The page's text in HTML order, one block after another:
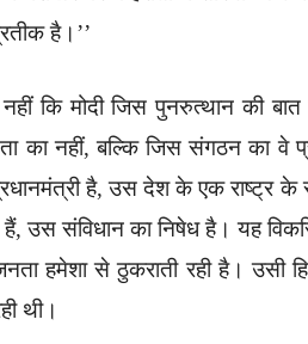
है।’’
कि मोदी जिस पुनरुत्थान की
का नहीं, बल्कि जिस संगठन का वे
है, उस देश के एक राष्ट्र
उस संविधान का निषेध है। यह
हमेशा से ठुकराती रही है। उसी
थी।